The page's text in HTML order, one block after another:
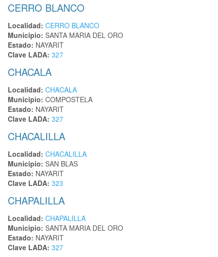
CERRO BLANCO
Localidad: CERRO BLANCO
Municipio: SANTA MARIA DEL ORO
Estado: NAYARIT
Clave LADA: 327
CHACALA
Localidad: CHACALA
Municipio: COMPOSTELA
Estado: NAYARIT
Clave LADA: 327
CHACALILLA
Localidad: CHACALILLA
Municipio: SAN BLAS
Estado: NAYARIT
Clave LADA: 323
CHAPALILLA
Localidad: CHAPALILLA
Municipio: SANTA MARIA DEL ORO
Estado: NAYARIT
Clave LADA: 327